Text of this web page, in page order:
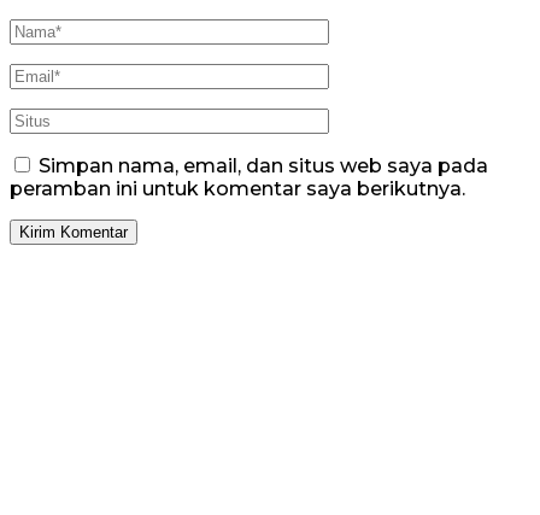
Simpan nama, email, dan situs web saya pada
peramban ini untuk komentar saya berikutnya.